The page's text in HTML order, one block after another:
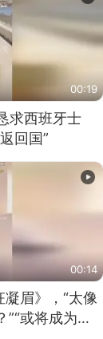
00:19
求西班牙士
回国”
00:14
凝眉》，“太像
或将成为首